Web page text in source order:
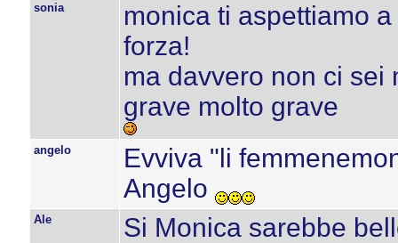
sonia
monica ti aspettiamo
forza!
ma davvero non ci sei
grave molto grave
angelo
Evviva "li
Angelo
Ale
Si Monica sarebbe